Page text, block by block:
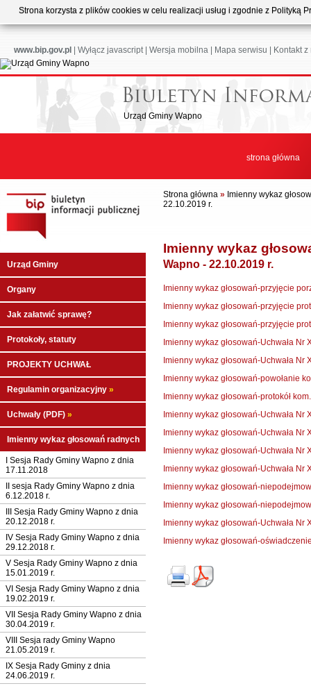
Strona korzysta z plików cookies w celu realizacji usług i zgodnie z
www.bip.gov.pl Wyłącz javascript| Wersja mobilna Mapa serwisu Kontakt
Urząd Gminy Wapno
strona główna
Urząd Gminy
Organy
Jak załatwić sprawę?
Protokoły, statuty
PROJEKTY UCHWAŁ
Regulamin organizacyjny »
Uchwały (PDF) »
Imienny wykaz głosowań radnych
I Sesja Rady Gminy Wapno z dnia
17.11.2018
II sesja Rady Gminy Wapno z dnia
6.12.2018 r.
III Sesja Rady Gminy Wapno z dnia
20.12.2018 r.
IV Sesja Rady Gminy Wapno z dnia
29.12.2018 r.
V Sesja Rady Gminy Wapno z dnia
15.01.2019 r.
VI Sesja Rady Gminy Wapno z dnia
19.02.2019 r.
VII Sesja Rady Gminy Wapno z dnia
30.04.2019 r.
VIII Sesja rady Gminy Wapno
21.05.2019 r.
IX Sesja Rady Gminy z dnia
24.06.2019 r.
Strona główna » Imienny wykaz
22.10.2019 r.
Imienny wykaz
Wapno - 22.10.2019 r.
Imienny wykaz głosowań-przyjęcie
Imienny wykaz głosowań-przyjęcie
Imienny wykaz głosowań-przyjęcie
Imienny wykaz głosowań-Uchwała Nr
Imienny wykaz głosowań-Uchwała Nr
Imienny wykaz głosowań-powołanie
Imienny wykaz głosowań-protokół
Imienny wykaz głosowań-Uchwała Nr
Imienny wykaz głosowań-Uchwała Nr
Imienny wykaz głosowań-Uchwała Nr
Imienny wykaz głosowań-Uchwała Nr
Imienny wykaz głosowań-
Imienny wykaz głosowań-
Imienny wykaz głosowań-Uchwała Nr
Imienny wykaz głosowań-